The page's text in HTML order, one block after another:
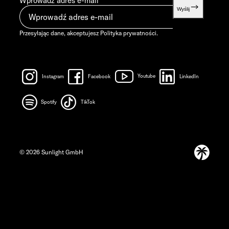
Wyślij
Przesyłając dane, akceptujesz Polityka prywatności.
Instagram Facebook Youtube LinkedIn
Spotify TikTok
© 2026 Sunlight GmbH